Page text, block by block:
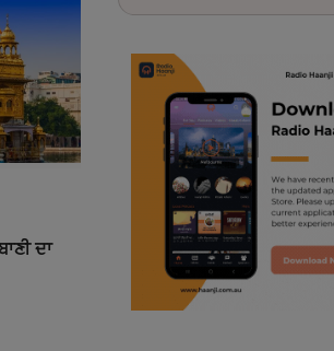
ਦਾ
trending punjabi podcast
ranjodh singh
punjabi podcast australia
radio haanji updates
punjabi kahani